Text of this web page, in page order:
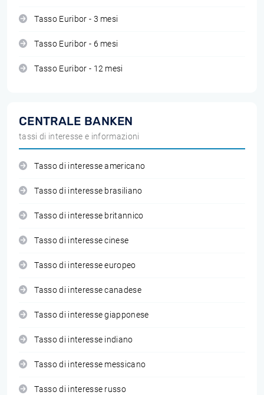
Tasso Euribor - 3 mesi
Tasso Euribor - 6 mesi
Tasso Euribor - 12 mesi
CENTRALE BANKEN
tassi di interesse e informazioni
Tasso di interesse americano
Tasso di interesse brasiliano
Tasso di interesse britannico
Tasso di interesse cinese
Tasso di interesse europeo
Tasso di interesse canadese
Tasso di interesse giapponese
Tasso di interesse indiano
Tasso di interesse messicano
Tasso di interesse russo